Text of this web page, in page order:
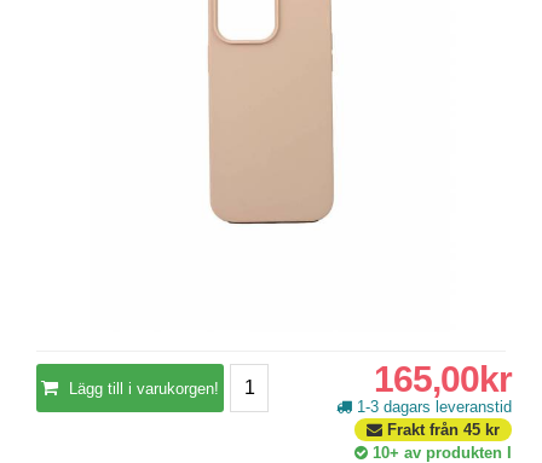
Lägg till i varukorgen! 165,00kr
1-3 dagars leveranstid
Frakt från 45kr
10+ av produkten I